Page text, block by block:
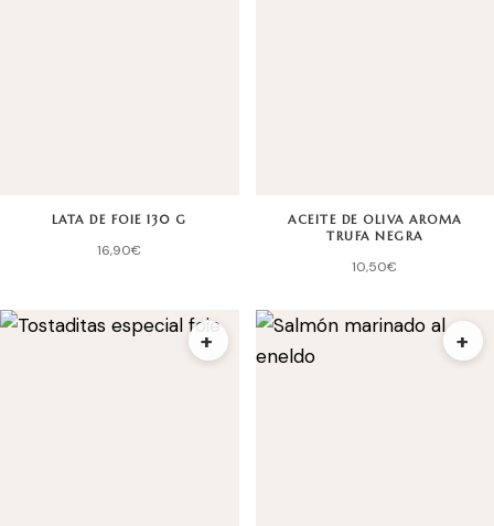
LATA DE FOIE 130 G
16,90€
ACEITE DE OLIVA AROMA
TRUFA NEGRA
10,50€
+ +